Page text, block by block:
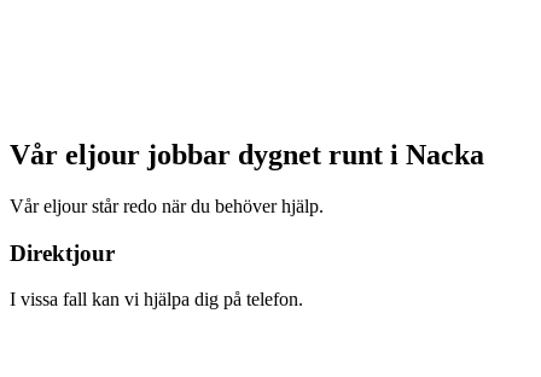
Vår eljour jobbar dygnet runt i Nacka
Vår eljour står redo när du behöver hjälp.
Direktjour
I vissa fall kan vi hjälpa dig på telefon.